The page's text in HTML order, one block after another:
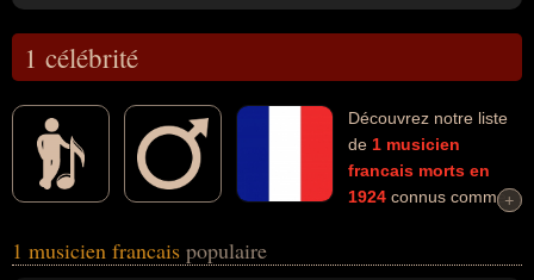
1 célébrité
Découvrez notre liste
de 1 musicien
francais morts en
1924 connus comme
masculin) peuvent avoir des liens variés dans les domaines de l'art
+
+
1 musicien francais populaire